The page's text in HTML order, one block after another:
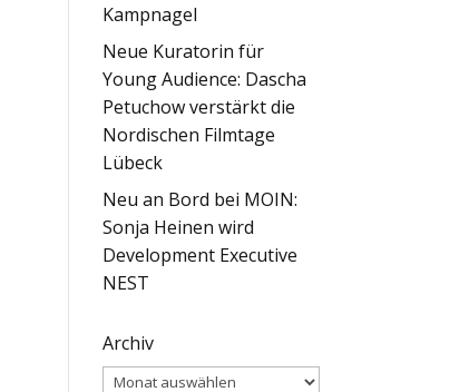
Kampnagel
Neue Kuratorin für
Young Audience: Dascha
Petuchow verstärkt die
Nordischen Filmtage
Lübeck
Neu an Bord bei MOIN:
Sonja Heinen wird
Development Executive
NEST
Archiv
Archiv